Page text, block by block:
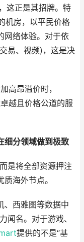
这正是其招牌。特
机房，以平民价格
网络体验。对于依
易、视频)，这是决
高昂溢价时，
越且价格公道的服
细分领域做到极致
是将全部资源押注
海外节点。
、西雅图等数据中
闻名。对于游戏、
提供的不是“基